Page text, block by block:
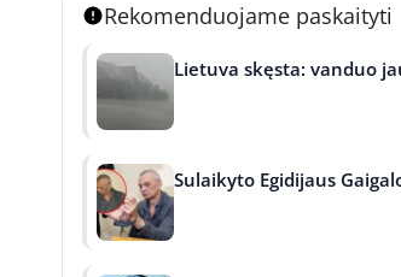
Rekomenduojame paskaityti
Lietuva skęsta: vanduo
Sulaikyto Egidijaus